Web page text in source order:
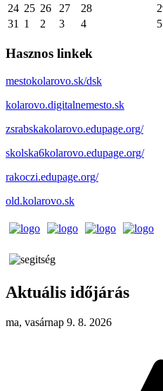
24 25 26 27 28
31
1 2 3 4 5
Hasznos linkek
mestokolarovo.sk/dsk
kolarovo.digitalnemesto.sk
zsrabskakolarovo.edupage.org/
skolska6kolarovo.edupage.org/
rakoczi.edupage.org/
old.kolarovo.sk
Aktuális időjárás
ma, vasárnap 9. 8. 2026